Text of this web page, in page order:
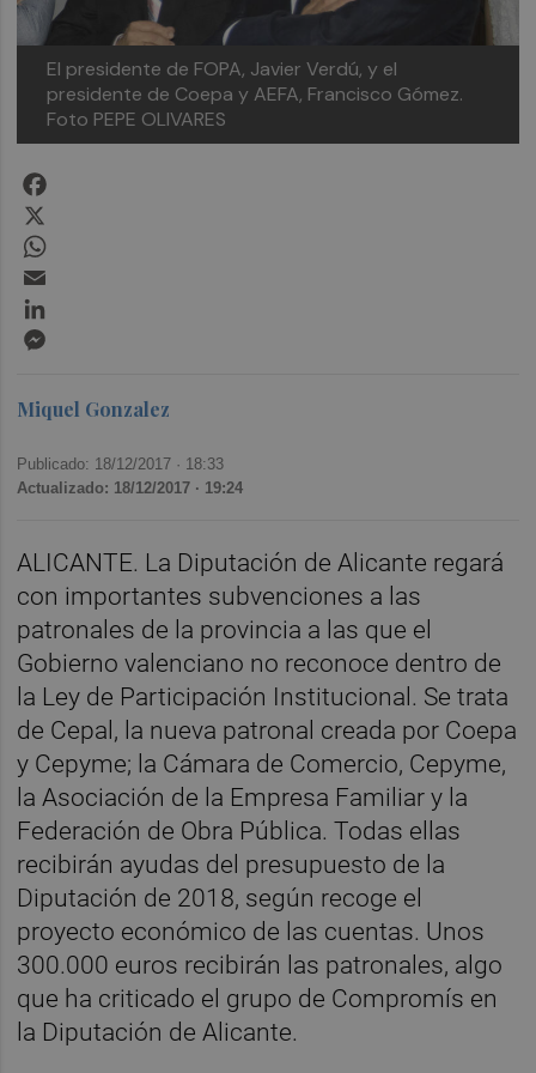
El presidente de FOPA, Javier Verdú, y el
presidente de Coepa y AEFA, Francisco Gómez.
Foto PEPE OLIVARES
Miquel Gonzalez
Publicado: 18/12/2017 · 18:33
Actualizado: 18/12/2017 · 19:24
ALICANTE. La Diputación de Alicante regará
con importantes subvenciones a las
patronales de la provincia a las que el
Gobierno valenciano no reconoce dentro de
la Ley de Participación Institucional. Se trata
de Cepal, la nueva patronal creada por Coepa
y Cepyme; la Cámara de Comercio, Cepyme,
la Asociación de la Empresa Familiar y la
Federación de Obra Pública. Todas ellas
recibirán ayudas del presupuesto de la
Diputación de 2018, según recoge el
proyecto económico de las cuentas. Unos
300.000 euros recibirán las patronales, algo
que ha criticado el grupo de Compromís en
la Diputación de Alicante.